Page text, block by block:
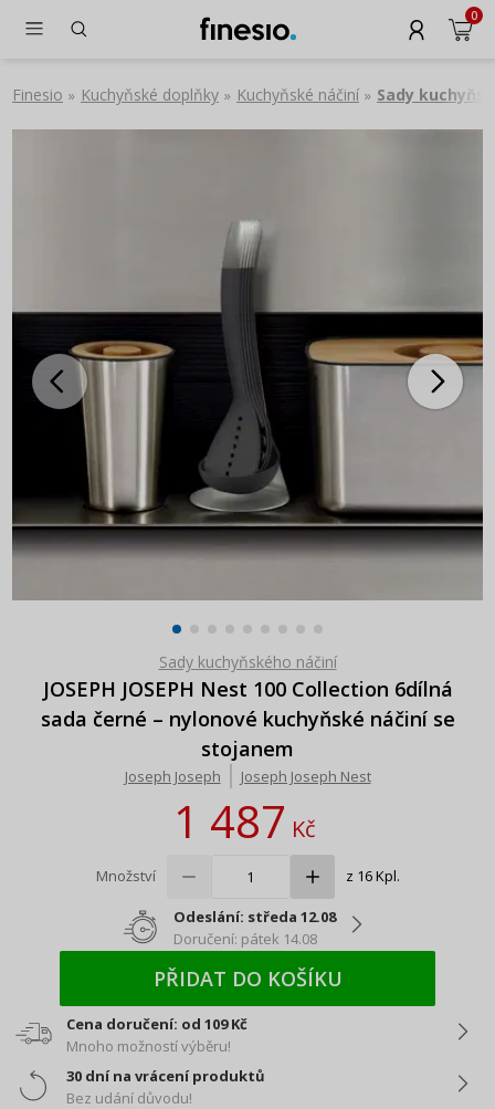
0
Finesio » Kuchyňské doplňky » Kuchyňské náčiní » Sady
Sady kuchyňského náčiní
JOSEPH JOSEPH Nest 100 Collection 6dílná
sada černé – nylonové kuchyňské náčiní se
stojanem
Joseph Joseph Joseph Joseph Nest
1 487Kč
Množství z 16 Kpl.
Odeslání: středa 12.08
Doručení: pátek 14.08
PŘIDAT DO KOŠÍKU
Cena doručení: od 109 Kč
Mnoho možností výběru!
30 dní na vrácení produktů
Bez udání důvodu!